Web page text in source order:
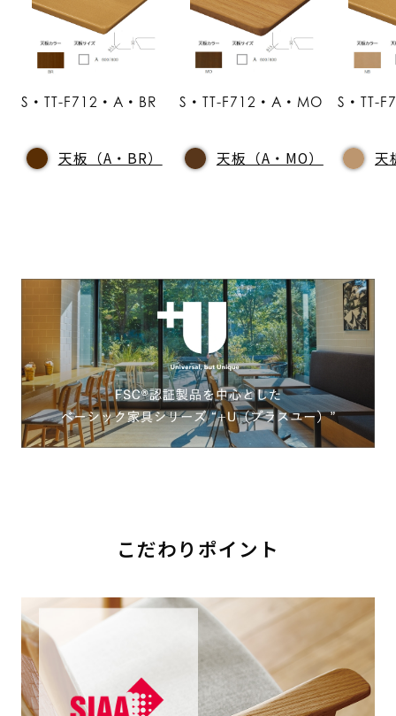
S・TT-F712・A・BR
天板（A・BR）
S・TT-F712・A・MO
天板（A・MO）
S・TT-
天
こだわりポイント